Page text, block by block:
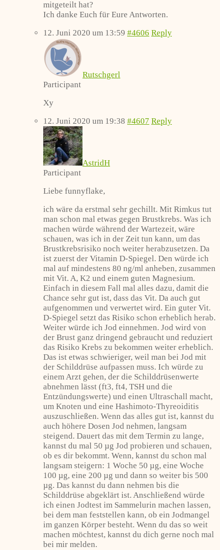
mitgeteilt hat?
Ich danke Euch für Eure Antworten.
12. Juni 2020 um 13:59 #4606 Reply
Rutschgerl
Participant
Xy
12. Juni 2020 um 19:38 #4607 Reply
AstridH
Participant
Liebe funnyflake,
ich wäre da erstmal sehr gechillt. Mit Rimkus tut
man schon mal etwas gegen Brustkrebs. Was ich
machen würde während der Wartezeit, wäre
schauen, was ich in der Zeit tun kann, um das
Brustkrebsrisiko noch weiter herabzusetzen. Da
ist zuerst der Vitamin D-Spiegel. Den würde ich
mal auf mindestens 80 ng/ml anheben, zusammen
mit Vit. A, K2 und einem guten Magnesium.
Einfach in diesem Fall mal alles dazu, damit die
Chance sehr gut ist, dass das Vit. Da auch gut
aufgenommen und verwertet wird. Ein guter Vit.
D-Spiegel setzt das Risiko schon erheblich herab.
Weiter würde ich Jod einnehmen. Jod wird von
der Brust ganz dringend gebraucht und reduziert
das Risiko Krebs zu bekommen weiter erheblich.
Das ist etwas schwieriger, weil man bei Jod mit
der Schilddrüse aufpassen muss. Ich würde zu
einem Arzt gehen, der die Schilddrüsenwerte
abnehmen lässt (ft3, ft4, TSH und die
Entzündungswerte) und einen Ultraschall macht,
um Knoten und eine Hashimoto-Thyreoiditis
auszuschließen. Wenn das alles gut ist, kannst du
auch höhere Dosen Jod nehmen, langsam
steigend. Dauert das mit dem Termin zu lange,
kannst du mal 50 µg Jod probieren und schauen,
ob es dir bekommt. Wenn, kannst du schon mal
langsam steigern: 1 Woche 50 µg, eine Woche
100 µg, eine 200 µg und dann so weiter bis 500
µg. Das kannst du dann nehmen bis die
Schilddrüse abgeklärt ist. Anschließend würde
ich einen Jodtest im Sammelurin machen lassen,
bei dem man feststellen kann, ob ein Jodmangel
im ganzen Körper besteht. Wenn du das so weit
machen möchtest, kannst du dich gerne noch mal
bei mir melden.